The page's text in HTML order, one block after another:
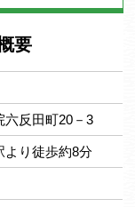
要
六反田町20－3
より徒歩約8分